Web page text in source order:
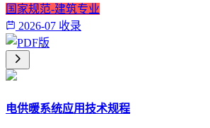
国家规范-建筑专业
2026-07 收录
电供暖系统应用技术规程